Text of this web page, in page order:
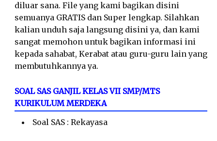
diluar sana. File yang kami bagikan disini
semuanya GRATIS dan Super lengkap. Silahkan
kalian unduh saja langsung disini ya, dan kami
sangat memohon untuk bagikan informasi ini
kepada sahabat, Kerabat atau guru-guru lain yang
membutuhkannya ya.
SOAL SAS GANJIL KELAS VII SMP/MTS
KURIKULUM MERDEKA
Soal SAS : Rekayasa